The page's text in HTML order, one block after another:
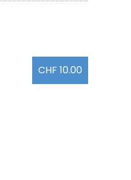
CHF 10.00